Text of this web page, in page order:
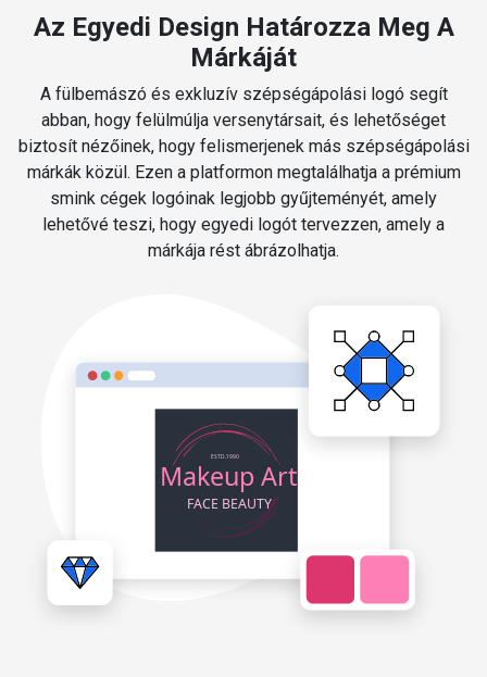
Az Egyedi Design Határozza Meg A
Márkáját
A fülbemászó és exkluzív szépségápolási logó segít
abban, hogy felülmúlja versenytársait, és lehetőséget
biztosít nézőinek, hogy felismerjenek más szépségápolási
márkák közül. Ezen a platformon megtalálhatja a prémium
smink cégek logóinak legjobb gyűjteményét, amely
lehetővé teszi, hogy egyedi logót tervezzen, amely a
márkája rést ábrázolhatja.